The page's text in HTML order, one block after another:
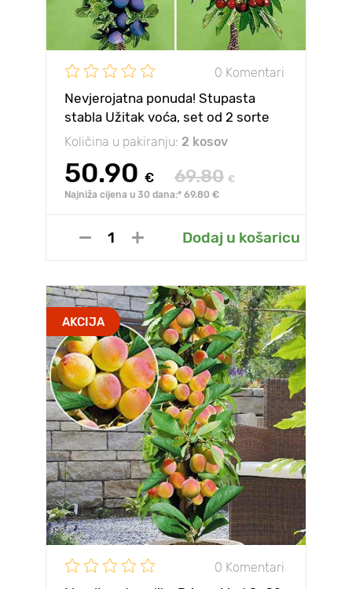
0 Komentari
Nevjerojatna ponuda! Stupasta
stabla Užitak voća, set od 2 sorte
Količina u pakiranju: 2 kosov
50.90 € 69.80 €
Najniža cijena u 30 dana:* 69.80 €
Dodaj u košaricu
AKCIJA
0 Komentari